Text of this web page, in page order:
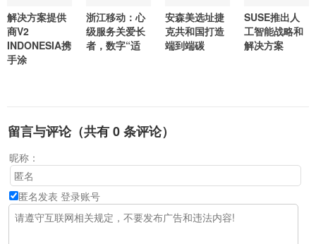
解决方案提供
商V2
INDONESIA携
手涂
浙江移动：心
级服务关爱长
者，数字“适
安森美选址捷
克共和国打造
端到端碳
SUSE推出人
工智能战略和
解决方案
留言与评论（共有0条评论）
昵称：
匿名发表 登录账号